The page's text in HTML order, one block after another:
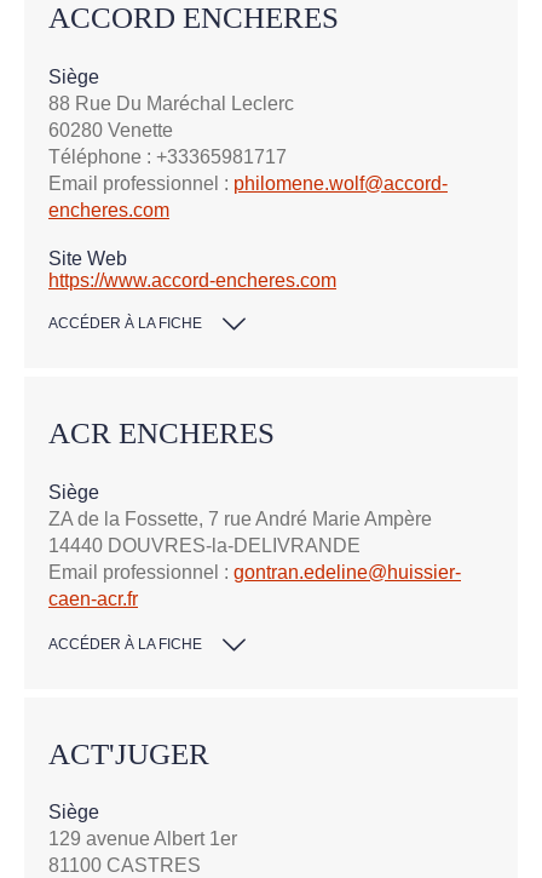
ACCORD ENCHERES
Siège
88 Rue Du Maréchal Leclerc
60280 Venette
Téléphone : +33365981717
Email professionnel : philomene.wolf@accord-
encheres.com
Site Web
https://www.accord-encheres.com
ACCÉDER À LA FICHE
ACR ENCHERES
Siège
ZA de la Fossette, 7 rue André Marie Ampère
14440 DOUVRES-la-DELIVRANDE
Email professionnel : gontran.edeline@huissier-
caen-acr.fr
ACCÉDER À LA FICHE
ACT'JUGER
Siège
129 avenue Albert 1er
81100 CASTRES